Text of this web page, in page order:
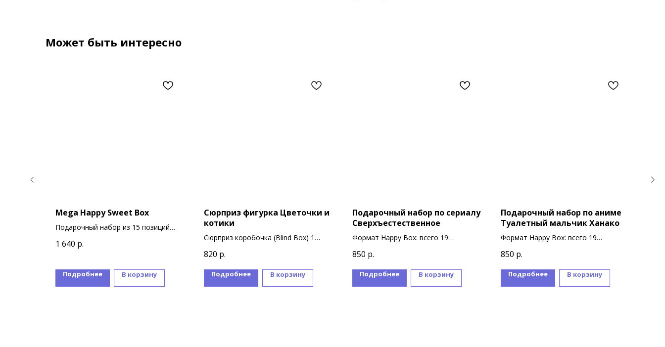
Может быть интересно
Mega Happy Sweet Box
Подарочный набор из 15 позиций
1 640 р.
Подробнее В корзину
Сюрприз фигурка Цветочки и
котики
Сюрприз коробочка (Blind Box) 1
В коллекции 5 вариантов дизайна
фигурок с подсветкой
820 р.
Подробнее В корзину
Подарочный набор по сериалу
Сверхъестественное
Формат Happy Box: всего 19
850 р.
Подробнее В корзину
Подарочный набор по аниме
Туалетный мальчик Ханако
Формат Happy Box: всего 19
850 р.
Подробнее В корзину